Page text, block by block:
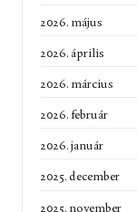
2026. május
2026. április
2026. március
2026. február
2026. január
2025. december
2025. november